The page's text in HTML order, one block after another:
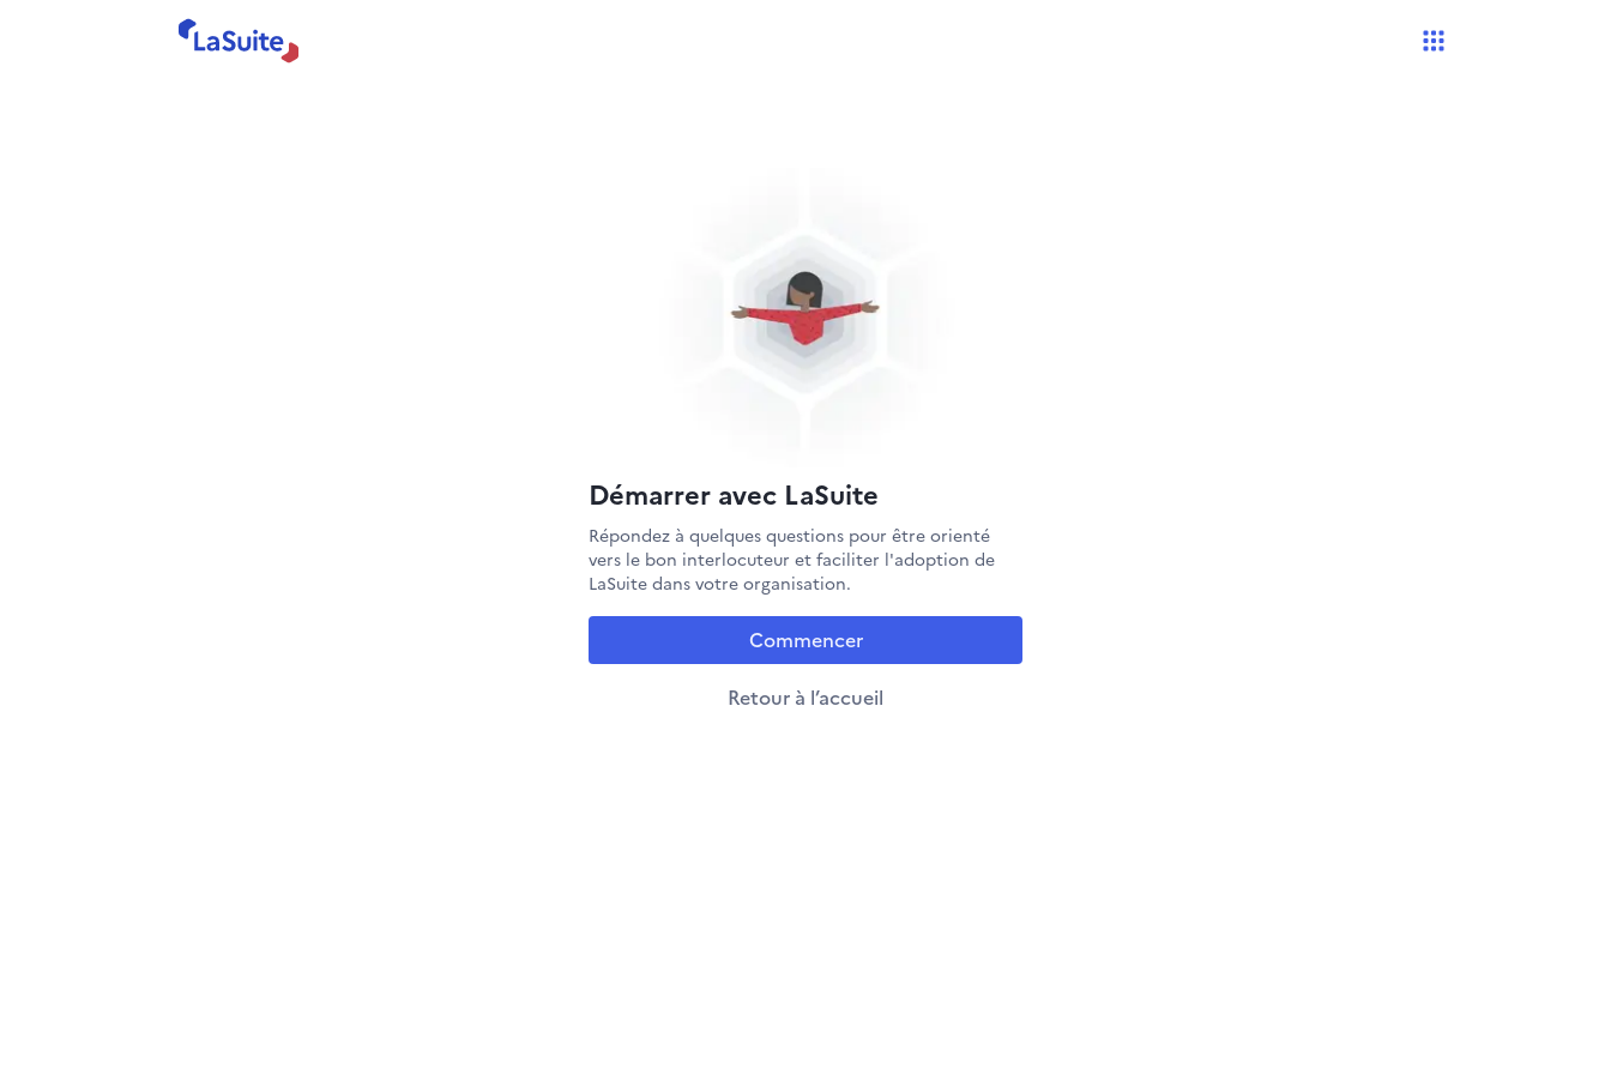
Démarrer avec LaSuite
Répondez à quelques questions pour être orienté
vers le bon interlocuteur et faciliter l'adoption de
LaSuite dans votre organisation.
Commencer
Retour à l’accueil